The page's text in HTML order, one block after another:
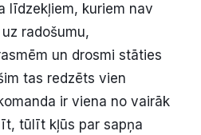
YouTube
līdzekļiem, kuriem nav
radošumu,
un drosmi stāties
tas redzēts vien
ir viena no vairāk
tūlīt kļūs par sapņa